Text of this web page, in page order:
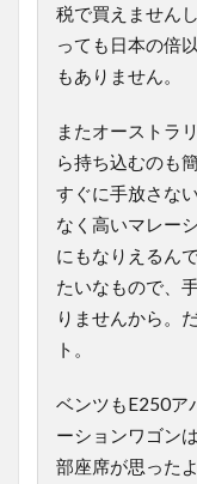
税で買えません
っても日本の倍
もありません。
またオーストラ
ら持ち込むのも
すぐに手放さな
なく高いマレー
にもなりえるん
たいなもので、
りませんから。
ト。
ベンツもE250ア
ーションワゴン
部座席が思った